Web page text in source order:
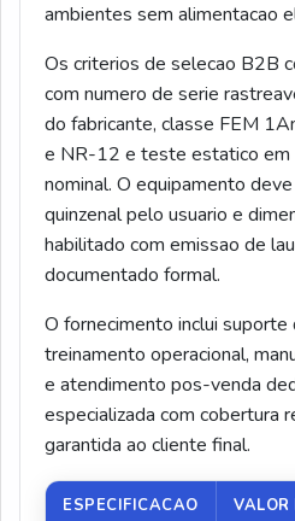
ambientes sem alimentacao
Os criterios de selecao B2B
com numero de serie
do fabricante, classe FEM
e NR-12 e teste estatico em
nominal. O equipamento
quinzenal pelo usuario e
habilitado com emissao de
documentado formal.
O fornecimento inclui suporte
treinamento operacional,
e atendimento pos-venda
especializada com cobertura
garantida ao cliente final.
ESPECIFICACAO VALOR